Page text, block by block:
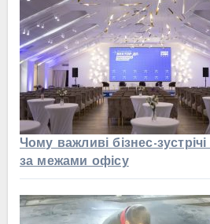
Чому важливі бізнес-
за межами офісу